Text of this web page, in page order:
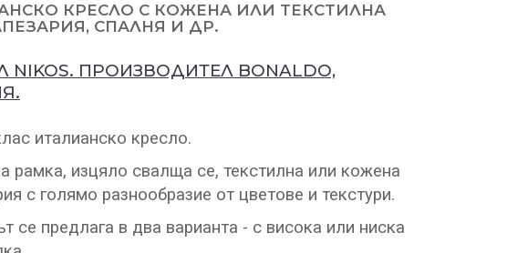
КРЕСЛО С КОЖЕНА ИЛИ ТЕКСТИЛНА
СПАЛНЯ И ДР.
NIKOS. ПРОИЗВОДИТЕЛ BONALDO,
италианско кресло.
рамка, изцяло свалща се, текстилна или кожена
с голямо разнообразие от цветове и текстури.
се предлага в два варианта - с висока или ниска